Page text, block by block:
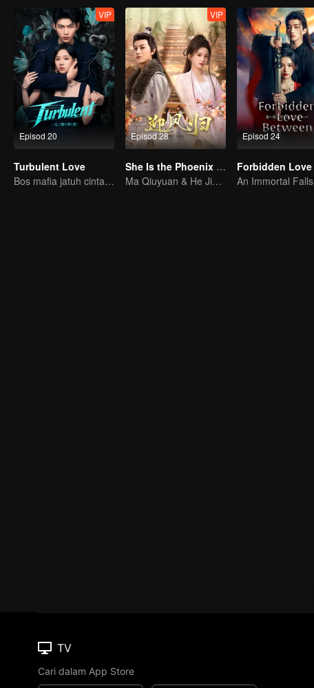
Episod 20
VIP
Turbulent Love
Bos mafia jatuh cinta pada penyamar yang nampak suci!
Episod 28
VIP
She Is the Phoenix (Thai Ver.)
Ma Qiuyuan & He Jianqi kembali dengan dendam!
Episod 24
TV
Cari dalam App Store